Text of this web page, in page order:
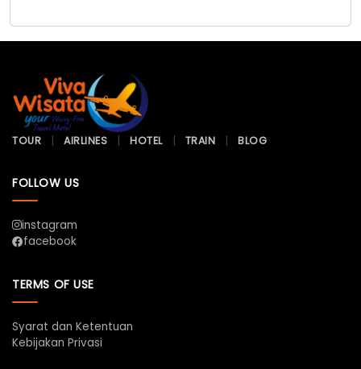
TOUR AIRLINES HOTEL TRAIN BLOG
FOLLOW US
instagram
facebook
TERMS OF USE
Syarat dan Ketentuan
Kebijakan Privasi